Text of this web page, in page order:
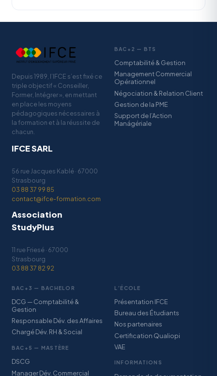
Depuis 1989, l’IFCE s’est fixé ce
triple objectif « Conseiller,
Former, Intégrer », en mettant
en place les moyens
pédagogiques nécessaires à
la formation et à la réussite de
chacun.
IFCE SARL
56 rue Jacques Kablé · 67000
Strasbourg
03 88 37 99 85
contact@ifce-formation.com
Association
StudyPlus
11 rue Friesé · 67000
Strasbourg
03 88 37 82 92
BAC+2 — BTS
Comptabilité & Gestion
Management Commercial
Opérationnel
Négociation & Relation Client
Gestion de la PME
Support de l’Action
Manágériale
BAC+3 — BACHELOR
DCG — Comptabilité &
Gestion
Responsable Dév. des Affaires
Chargé Dév. RH & Social
BAC+5 — MASTÈRE
DSCG
Manager Dév. Commercial
L’ÉCOLE
Présentation IFCE
Bureau des Étudiants
Nos partenaires
Certification Qualiopi
VAE
INFORMATIONS